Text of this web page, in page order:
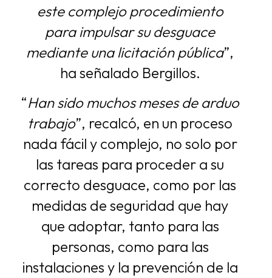
este complejo procedimiento
para impulsar su desguace
mediante una licitación pública”,
ha señalado Bergillos.
“Han sido muchos meses de arduo
trabajo”, recalcó, en un proceso
nada fácil y complejo, no solo por
las tareas para proceder a su
correcto desguace, como por las
medidas de seguridad que hay
que adoptar, tanto para las
personas, como para las
instalaciones y la prevención de la